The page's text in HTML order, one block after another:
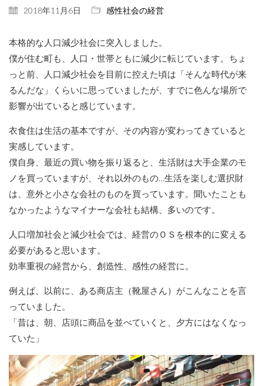
2018年11月6日 感性社会の経営
本格的な人口減少社会に突入しました。
僕が住む町も、人口・世帯ともに減少に転じています。ちょ
っと前、人口減少社会を目前に控えた頃は「そんな時代が来
るんだな」くらいに思っていましたが、すでに色んな場所で
影響が出ていると感じています。
衣食住は生活の基本ですが、その内容が変わってきていると
実感しています。
僕自身、最近の買い物を振り返ると、生活財は大手企業のモ
ノを買っていますが、それ以外のもの…生活を楽しむ選択財
は、意外と小さな会社のものを買っています。聞いたことも
なかったようなマイナーな会社も結構、多いのです。
人口増加社会と減少社会では、経営のＯＳを根本的に変える
必要があると思います。
効率重視の経営から、創造性、感性の経営に。
例えば、以前に、ある商店主（靴屋さん）がこんなことを言
っていました。
「昔は、朝、店頭に商品を並べていくと、夕方にはなくなっ
ていた」